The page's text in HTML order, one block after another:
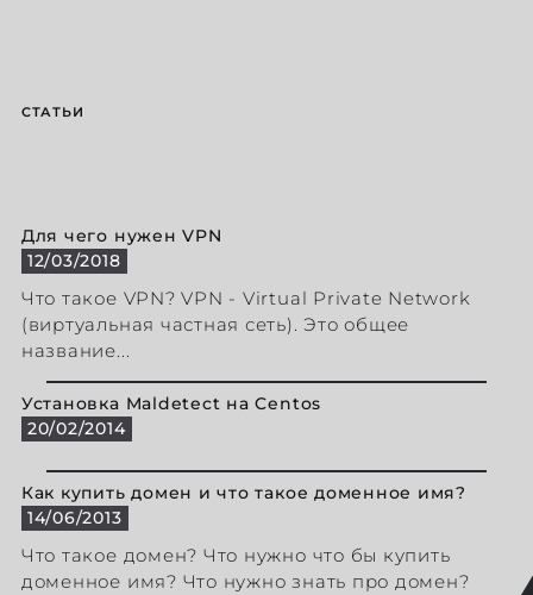
СТАТЬИ
Для чего нужен VPN
12/03/2018
Что такое VPN? VPN - Virtual Private Network
(виртуальная частная сеть). Это общее
название...
Установка Maldetect на Centos
20/02/2014
Как купить домен и что такое доменное имя?
14/06/2013
Что такое домен? Что нужно что бы купить
доменное имя? Что нужно знать про домен?